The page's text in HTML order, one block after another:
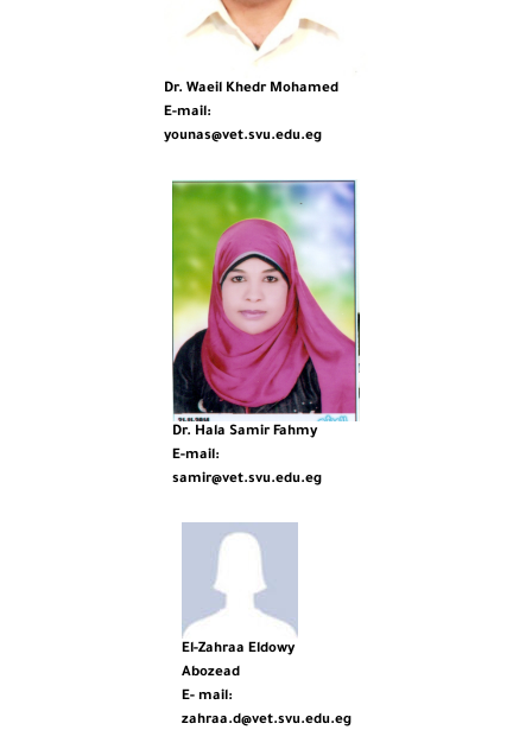
Dr. Waeil Khedr Mohamed
E-mail:
younas@vet.svu.edu.eg
Dr. Hala Samir Fahmy
E-mail:
samir@vet.svu.edu.eg
El-Zahraa Eldowy
Abozead
E- mail:
zahraa.d@vet.svu.edu.eg